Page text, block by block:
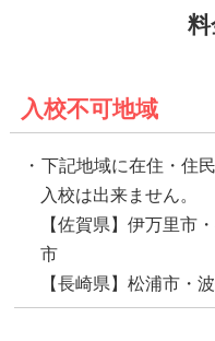
入校不可地域
下記地域に在住・住
入校は出来ません。
【佐賀県】伊万里市
市
【長崎県】松浦市・